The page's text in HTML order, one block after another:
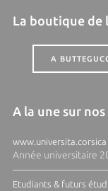
La boutique de
A
A la une sur
www.universita.corsica
Année universitaire
Etudiants & futurs